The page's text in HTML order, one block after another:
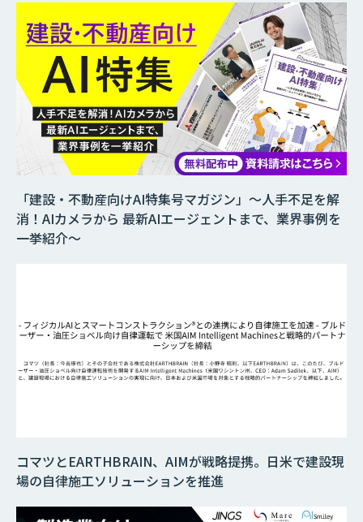
「建設・不動産向けAI特集号マガジン」～人手不足を解
消！AIカメラから 最新AIエージェントまで、業界事例を
一挙紹介～
コマツとEARTHBRAIN、AIMが戦略提携。日米で建設現
場の自律施工ソリューションを推進